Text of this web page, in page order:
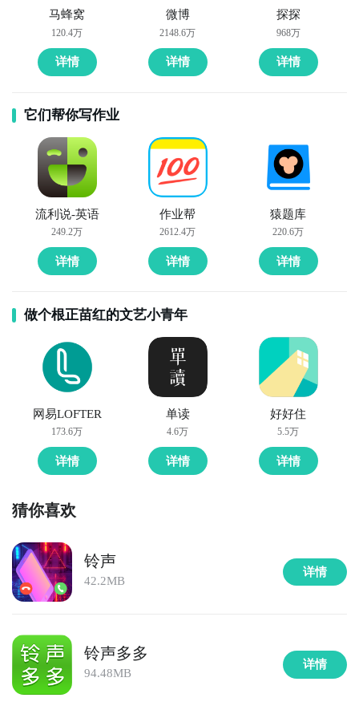
10. 《音乐分享社区》- 这款APP提供了一个音乐爱好者
的社区平台，用户可以分享自己喜欢的音乐、发表评论
和与其他音乐爱好者交流。同时，还有专业的音乐推荐
和编辑精选等功能。
马蜂窝
120.4万
详情
微博
2148.6万
详情
探探
968万
详情
它们帮你写作业
流利说-英语
249.2万
详情
作业帮
2612.4万
详情
猿题库
220.6万
详情
做个根正苗红的文艺小青年
网易LOFTER
173.6万
详情
单读
4.6万
详情
好好住
5.5万
详情
猜你喜欢
铃声
42.2MB
详情
铃声多多
94.48MB
详情